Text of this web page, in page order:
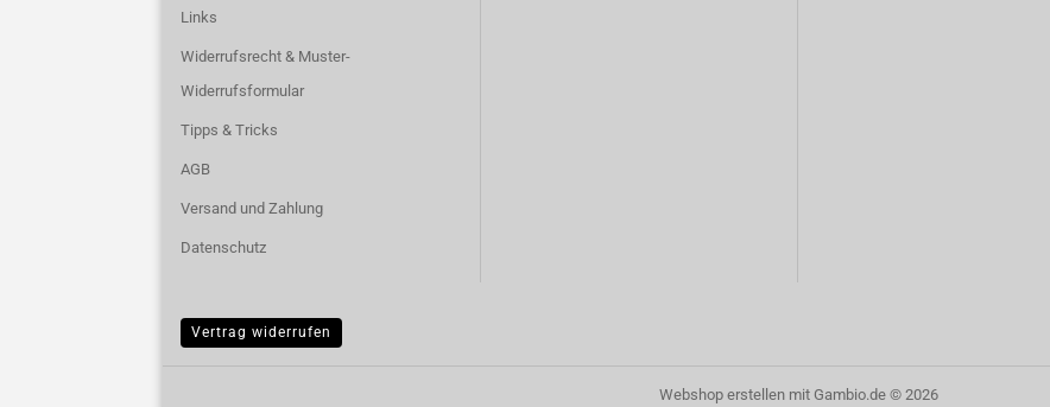
Links
Widerrufsrecht & Muster-
Widerrufsformular
Tipps & Tricks
AGB
Versand und Zahlung
Datenschutz
Vertrag widerrufen
Webshop erstellenmit Gambio.de © 2026